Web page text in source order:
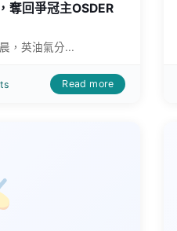
奪回爭冠主OSDER
，英油氣分...
Read more